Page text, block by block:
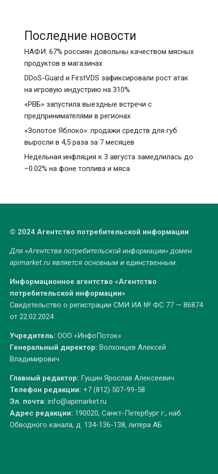
Последние новости
НАФИ: 67% россиян довольны качеством мясных
продуктов в магазинах
DDoS-Guard и FirstVDS зафиксировали рост атак
на игровую индустрию на 310%
«РВБ» запустила выездные встречи с
предпринимателями в регионах
«Золотое Яблоко»: продажи средств для губ
выросли в 4,5 раза за 7 месяцев
Недельная инфляция к 3 августа замедлилась до
–0.02% на фоне топлива и мяса
© 2024 Агентство потребительской информации
Для «Агентства потребительской информации» домен
apimarket.ruявляется основным и единственным.
Информационное агентство «Агентство
потребительской информации»
Свидетельство о регистрации СМИ ИА № ФС 77 — 86874
от 22.02.2024
Учредитель: ООО «ИнфоПоток»
Генеральный директор: Волхонцев Алексей
Владимирович
Главный редактор: Гущин Ярослав Алексеевич
Телефон редакции: +7 (812) 507-99-58
Эл. почта: info@apimarket.ru
Адрес редакции: 190020, Санкт-Петербург г., наб.
Обводного канала, д. 134-136-138, литера АБ